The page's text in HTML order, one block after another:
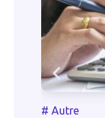
Autre